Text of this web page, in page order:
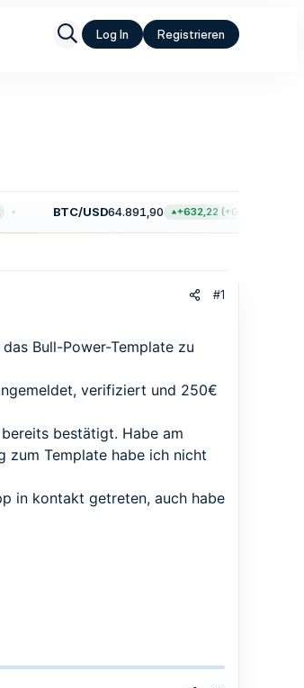
Log In Registrieren
BTC/USD64.891,90 +632,22 (+0,98 %)
#1
Bull-Power-Template zu
verifiziert und 250€
bestätigt. Habe am
zum Template habe ich nicht
in kontakt getreten, auch habe